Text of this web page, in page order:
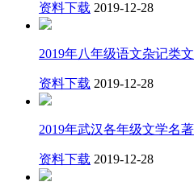
资料下载 2019-12-28
2019年八年级语文杂记类
资料下载 2019-12-28
2019年武汉各年级文学名
资料下载 2019-12-28